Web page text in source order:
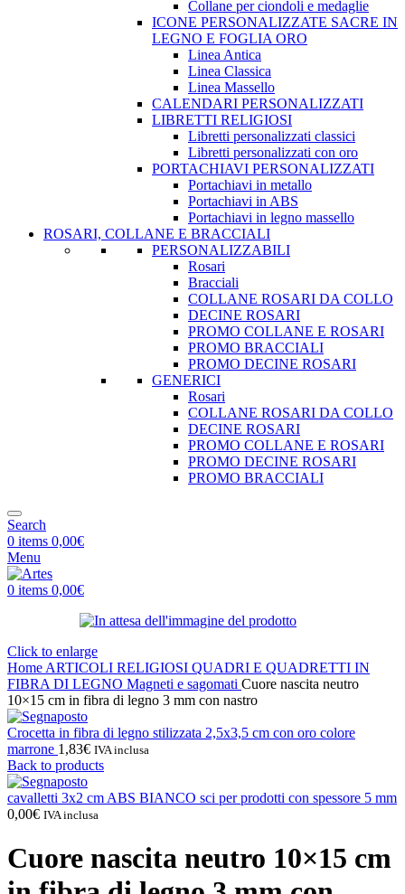
Collane per ciondoli e medaglie
ICONE PERSONALIZZATE SACRE IN
LEGNO E FOGLIA ORO
Linea Antica
Linea Classica
Linea Massello
CALENDARI PERSONALIZZATI
LIBRETTI RELIGIOSI
Libretti personalizzati classici
Libretti personalizzati con oro
PORTACHIAVI PERSONALIZZATI
Portachiavi in metallo
Portachiavi in ABS
Portachiavi in legno massello
ROSARI, COLLANE E BRACCIALI
PERSONALIZZABILI
Rosari
Bracciali
COLLANE ROSARI DA COLLO
DECINE ROSARI
PROMO COLLANE E ROSARI
PROMO BRACCIALI
PROMO DECINE ROSARI
GENERICI
Rosari
COLLANE ROSARI DA COLLO
DECINE ROSARI
PROMO COLLANE E ROSARI
PROMO DECINE ROSARI
PROMO BRACCIALI
Search
0 items 0,00€
Menu
0 items 0,00€
Click to enlarge
Home ARTICOLI RELIGIOSI QUADRI E QUADRETTI IN
FIBRA DI LEGNO Magneti e sagomati Cuore nascita neutro
10×15 cm in fibra di legno 3 mm con nastro
Crocetta in fibra di legno stilizzata 2,5x3,5 cm con oro colore
marrone 1,83€ IVA inclusa
Back to products
cavalletti 3x2 cm ABS BIANCO sci per prodotti con spessore 5 mm
0,00€ IVA inclusa
Cuore nascita neutro 10×15 cm